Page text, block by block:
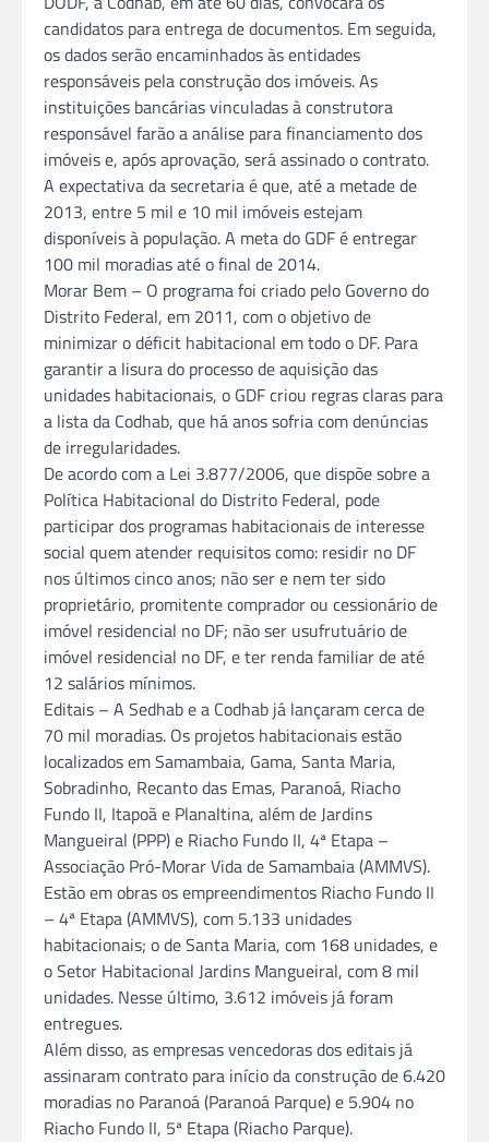
candidatos para entrega de documentos. Em seguida,
os dados serão encaminhados às entidades
responsáveis pela construção dos imóveis. As
instituições bancárias vinculadas à construtora
responsável farão a análise para financiamento dos
imóveis e, após aprovação, será assinado o contrato.
A expectativa da secretaria é que, até a metade de
2013, entre 5 mil e 10 mil imóveis estejam
disponíveis à população. A meta do GDF é entregar
100 mil moradias até o final de 2014.
Morar Bem – O programa foi criado pelo Governo do
Distrito Federal, em 2011, com o objetivo de
minimizar o déficit habitacional em todo o DF. Para
garantir a lisura do processo de aquisição das
unidades habitacionais, o GDF criou regras claras para
a lista da Codhab, que há anos sofria com denúncias
de irregularidades.
De acordo com a Lei 3.877/2006, que dispõe sobre a
Política Habitacional do Distrito Federal, pode
participar dos programas habitacionais de interesse
social quem atender requisitos como: residir no DF
nos últimos cinco anos; não ser e nem ter sido
proprietário, promitente comprador ou cessionário de
imóvel residencial no DF; não ser usufrutuário de
imóvel residencial no DF, e ter renda familiar de até
12 salários mínimos.
Editais – A Sedhab e a Codhab já lançaram cerca de
70 mil moradias. Os projetos habitacionais estão
localizados em Samambaia, Gama, Santa Maria,
Sobradinho, Recanto das Emas, Paranoá, Riacho
Fundo II, Itapoã e Planaltina, além de Jardins
Mangueiral (PPP) e Riacho Fundo II, 4ª Etapa –
Associação Pró-Morar Vida de Samambaia (AMMVS).
Estão em obras os empreendimentos Riacho Fundo II
– 4ª Etapa (AMMVS), com 5.133 unidades
habitacionais; o de Santa Maria, com 168 unidades, e
o Setor Habitacional Jardins Mangueiral, com 8 mil
unidades. Nesse último, 3.612 imóveis já foram
entregues.
Além disso, as empresas vencedoras dos editais já
assinaram contrato para início da construção de 6.420
moradias no Paranoá (Paranoá Parque) e 5.904 no
Riacho Fundo II, 5ª Etapa (Riacho Parque).